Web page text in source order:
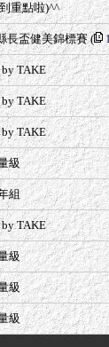
重點啦)^^
長盃健美錦標賽(
TAKE
TAKE
TAKE
級
組
TAKE
級
級
級